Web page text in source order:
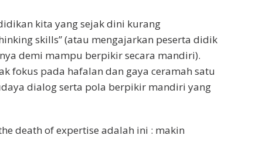
kita yang sejak dini kurang
skills” (atau mengajarkan peserta didik
demi mampu berpikir secara mandiri).
fokus pada hafalan dan gaya ceramah satu
dialog serta pola berpikir mandiri yang
death of expertise adalah ini : makin